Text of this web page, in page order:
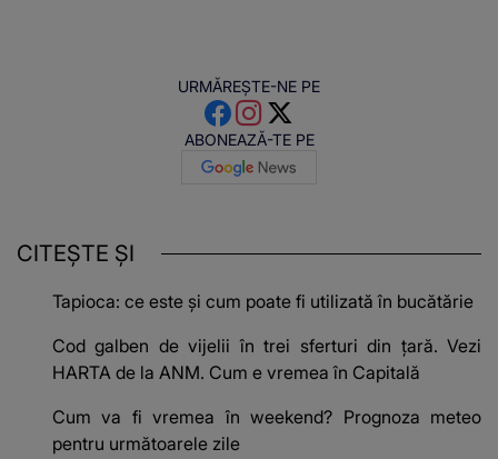
URMĂREȘTE-NE PE
ABONEAZĂ-TE PE
CITEȘTE ȘI
Tapioca: ce este și cum poate fi utilizată în bucătărie
Cod galben de vijelii în trei sferturi din țară. Vezi
HARTA de la ANM. Cum e vremea în Capitală
Cum va fi vremea în weekend? Prognoza meteo
pentru următoarele zile